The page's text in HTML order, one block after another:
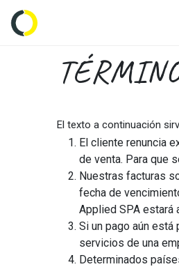
El texto a continuación
El cliente renuncia
de venta. Para que
Nuestras facturas
fecha de
Applied SPA estará
Si un pago aún
servicios de una
Determinados